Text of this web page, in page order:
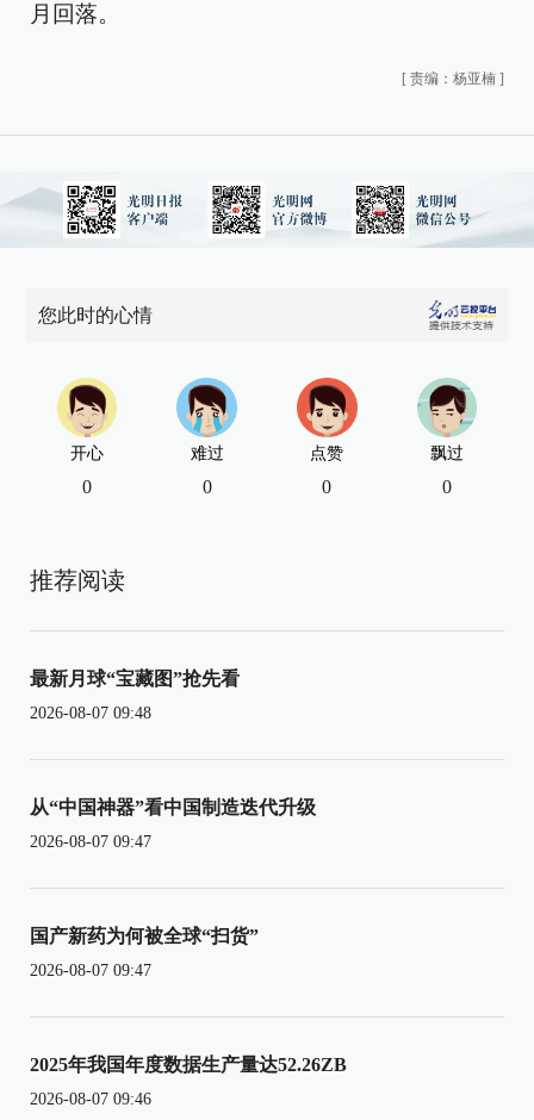
月回落。
[ 责编：杨亚楠 ]
您此时的心情
开心
0
难过
0
点赞
0
飘过
0
推荐阅读
最新月球“宝藏图”抢先看
2026-08-07 09:48
从“中国神器”看中国制造迭代升级
2026-08-07 09:47
国产新药为何被全球“扫货”
2026-08-07 09:47
2025年我国年度数据生产量达52.26ZB
2026-08-07 09:46